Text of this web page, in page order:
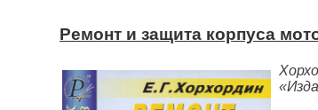
Ремонт и защита корпуса